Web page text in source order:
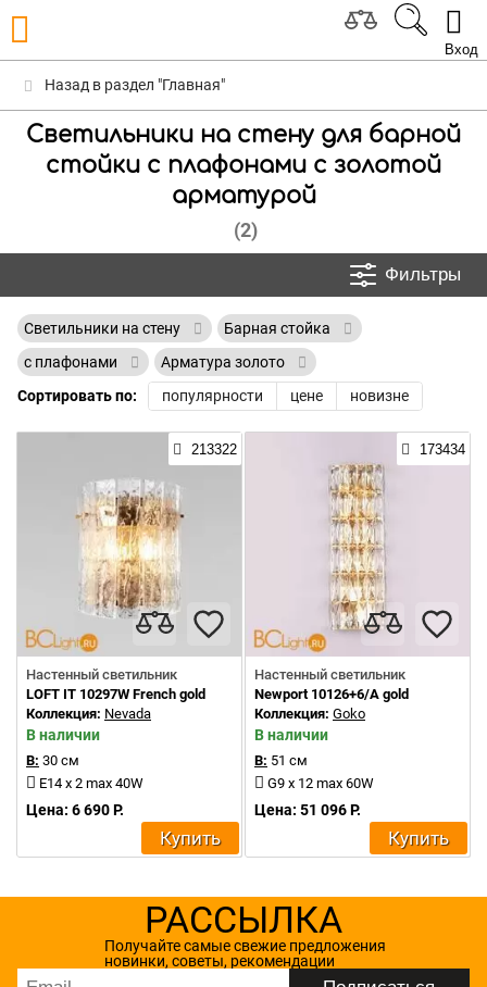
Вход
Назад в раздел "Главная"
Светильники на стену для барной
стойки с плафонами с золотой
арматурой
(2)
Фильтры
Светильники на стену
Барная стойка
с плафонами
Арматура золото
Сортировать по:
популярности цене новизне
213322
Настенный светильник
LOFT IT 10297W French gold
Коллекция: Nevada
В наличии
В: 30 см
E14 x 2 max 40W
Цена: 6 690 Р.
Купить
173434
Настенный светильник
Newport 10126+6/A gold
Коллекция: Goko
В наличии
В: 51 см
G9 x 12 max 60W
Цена: 51 096 Р.
Купить
РАССЫЛКА
Получайте самые свежие предложения
новинки, советы, рекомендации